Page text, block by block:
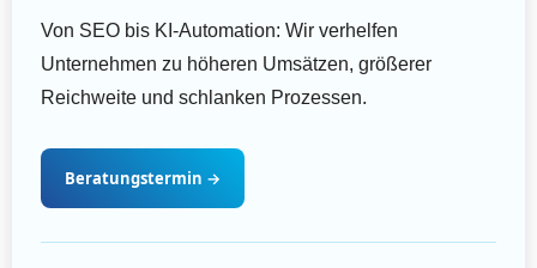
Von SEO bis KI-Automation: Wir verhelfen
Unternehmen zu höheren Umsätzen, größerer
Reichweite und schlanken Prozessen.
Beratungstermin →